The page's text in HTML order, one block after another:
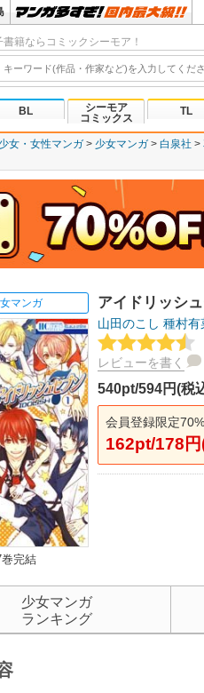
籍ならコミックシーモア！
BL
シーモア
コミックス
TL
少女・女性マンガ 少女マンガ 白泉社
マンガ
完結
アイドリッシ
山田のこし 種村有
レビューを書く
540pt/594円(税
会員登録限定
162pt/178円
少女マンガ
ランキング